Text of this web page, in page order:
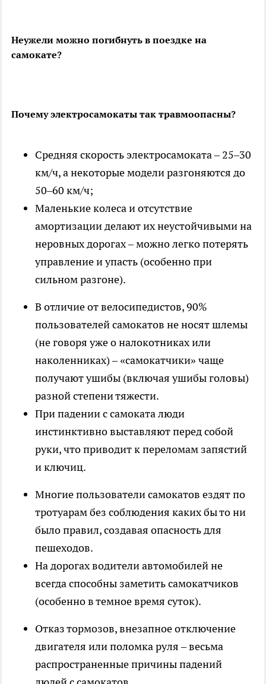
Неужели можно погибнуть в поездке на
самокате?
Почему электросамокаты так травмоопасны?
Средняя скорость электросамоката – 25–30
км/ч, а некоторые модели разгоняются до
50–60 км/ч;
Маленькие колеса и отсутствие
амортизации делают их неустойчивыми на
неровных дорогах – можно легко потерять
управление и упасть (особенно при
сильном разгоне).
В отличие от велосипедистов, 90%
пользователей самокатов не носят шлемы
(не говоря уже о налокотниках или
наколенниках) – «самокатчики» чаще
получают ушибы (включая ушибы головы)
разной степени тяжести.
При падении с самоката люди
инстинктивно выставляют перед собой
руки, что приводит к переломам запястий
и ключиц.
Многие пользователи самокатов ездят по
тротуарам без соблюдения каких бы то ни
было правил, создавая опасность для
пешеходов.
На дорогах водители автомобилей не
всегда способны заметить самокатчиков
(особенно в темное время суток).
Отказ тормозов, внезапное отключение
двигателя или поломка руля – весьма
распространенные причины падений